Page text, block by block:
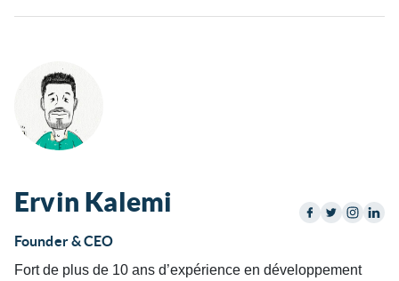
Ervin Kalemi
Founder & CEO
Fort de plus de 10 ans d’expérience en développement